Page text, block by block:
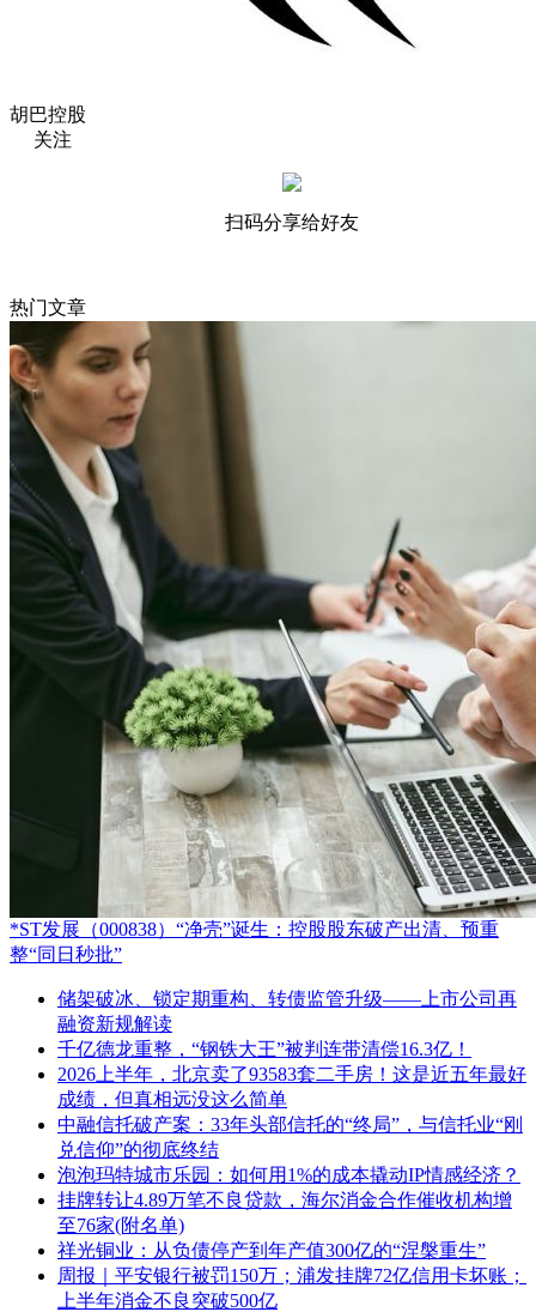
胡巴控股
关注
扫码分享给好友
热门文章
*ST发展（000838）“净壳”诞生：控股股东破产出清、预重
整“同日秒批”
储架破冰、锁定期重构、转债监管升级——上市公司再
融资新规解读
千亿德龙重整，“钢铁大王”被判连带清偿16.3亿！
2026上半年，北京卖了93583套二手房！这是近五年最好
成绩，但真相远没这么简单
中融信托破产案：33年头部信托的“终局”，与信托业“刚
兑信仰”的彻底终结
泡泡玛特城市乐园：如何用1%的成本撬动IP情感经济？
挂牌转让4.89万笔不良贷款，海尔消金合作催收机构增
至76家(附名单)
祥光铜业：从负债停产到年产值300亿的“涅槃重生”
周报｜平安银行被罚150万；浦发挂牌72亿信用卡坏账；
上半年消金不良突破500亿